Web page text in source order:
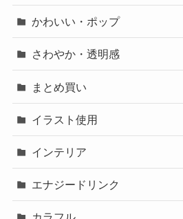
かわいい・ポップ
さわやか・透明感
まとめ買い
イラスト使用
インテリア
エナジードリンク